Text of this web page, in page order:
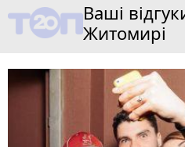
Ваші
Житомирі